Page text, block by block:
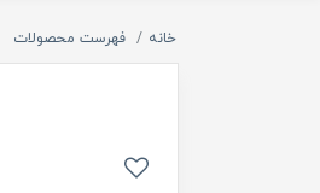
خانه فهرست محصولات